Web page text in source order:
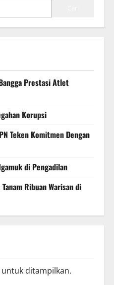
Prestasi Atlet
Korupsi
Teken Komitmen Dengan
di Pengadilan
Ribuan Warisan di
ditampilkan.